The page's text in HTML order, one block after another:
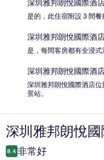
深圳雅邦朗悅國際酒
是的，此住宿附設 3 間餐
深圳雅邦朗悅國際酒
是，每間客房都有全浸式
深圳雅邦朗悅國際酒
深圳雅邦朗悅國際酒店
景站。
評
論
深圳雅邦朗悅
8.4 非常好